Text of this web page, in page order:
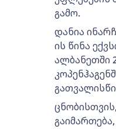
გამო.
დანია
ის წინა
ალბანეთში